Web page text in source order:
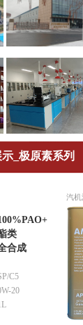
_极原素系列
类
合成
C5
20
汽机